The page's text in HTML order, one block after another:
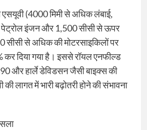
एसयूवी (4000 मिमी से अधिक लंबाई,
इंजन और 1,500 सीसी से ऊपर
से अधिक की मोटरसाइकिलों पर
कर दिया गया है। इससे रॉयल एनफील्ड
और हार्ले डेविडसन जैसी बाइक्स की
लागत में भारी बढ़ोतरी होने की संभावना